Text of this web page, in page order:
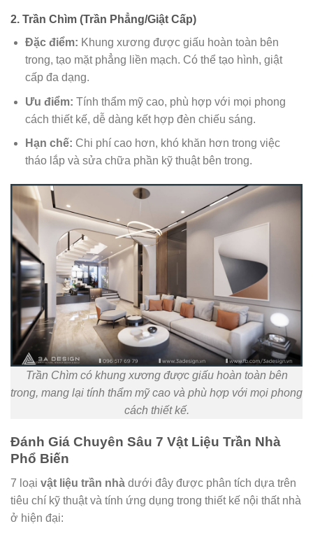
2. Trần Chìm (Trần Phẳng/Giật Cấp)
Đặc điểm: Khung xương được giấu hoàn toàn bên
trong, tạo mặt phẳng liền mạch. Có thể tạo hình, giật
cấp đa dạng.
Ưu điểm: Tính thẩm mỹ cao, phù hợp với mọi phong
cách thiết kế, dễ dàng kết hợp đèn chiếu sáng.
Hạn chế: Chi phí cao hơn, khó khăn hơn trong việc
tháo lắp và sửa chữa phần kỹ thuật bên trong.
Trần Chìm có khung xương được giấu hoàn toàn bên
trong, mang lại tính thẩm mỹ cao và phù hợp với mọi phong
cách thiết kế.
Đánh Giá Chuyên Sâu 7 Vật Liệu Trần Nhà
Phổ Biến
7 loại vật liệu trần nhà dưới đây được phân tích dựa trên
tiêu chí kỹ thuật và tính ứng dụng trong thiết kế nội thất nhà
ở hiện đại: